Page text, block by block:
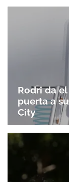
Rodri da
puerta a
City